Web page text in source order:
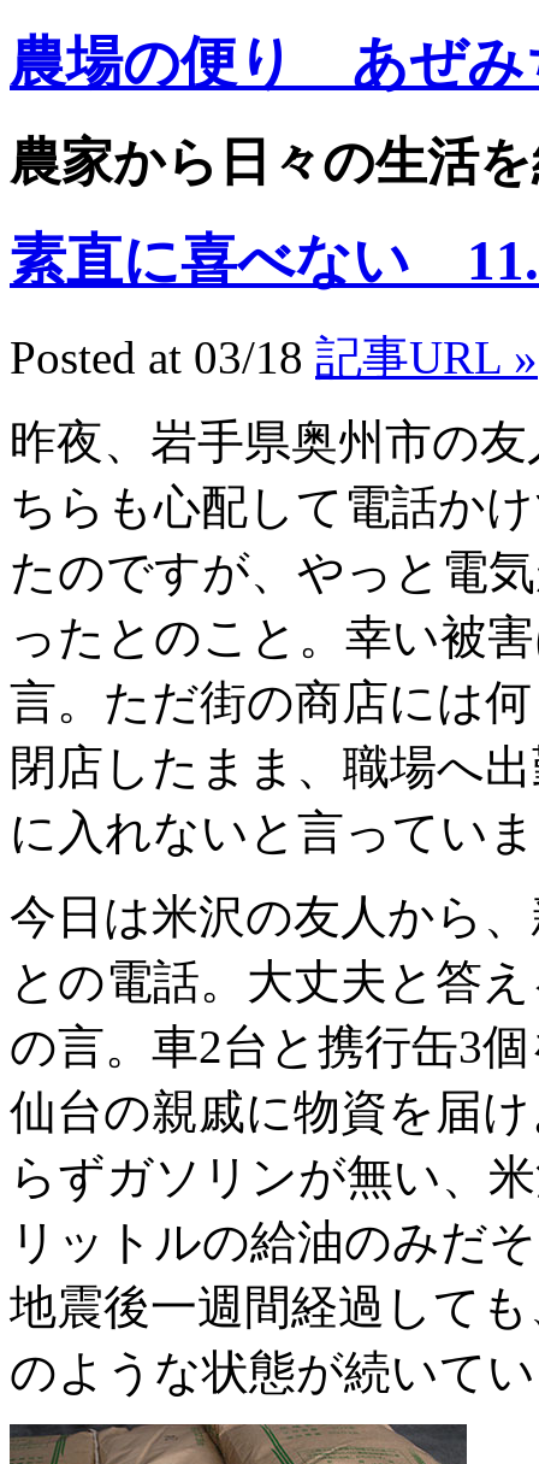
農場の便り あぜみ
農家から日々の生活
素直に喜べない
Posted at 03/18 記事URL »
昨夜、岩手県奥州市の
ちらも心配して電話か
たのですが、やっと電
ったとのこと。幸い被
言。ただ街の商店には
閉店したまま、職場へ
に入れないと言ってい
今日は米沢の友人から
との電話。大丈夫と答
の言。車2台と携行缶3
仙台の親戚に物資を届
らずガソリンが無い、
リットルの給油のみだ
地震後一週間経過して
のような状態が続いて